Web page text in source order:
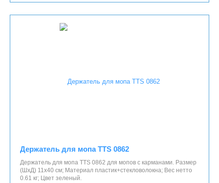
Держатель для мопа TTS 0862
Держатель для мопа TTS 0862 для мопов с карманами. Размер
(ШхД) 11х40 см; Материал пластик+стекловолокна; Вес нетто
0.61 кг; Цвет зеленый.